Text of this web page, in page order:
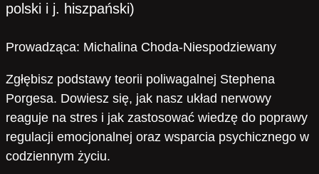
polski i j. hiszpański)
Prowadząca: Michalina Choda-Niespodziewany
Zgłębisz podstawy teorii poliwagalnej Stephena
Porgesa. Dowiesz się, jak nasz układ nerwowy
reaguje na stres i jak zastosować wiedzę do poprawy
regulacji emocjonalnej oraz wsparcia psychicznego w
codziennym życiu.